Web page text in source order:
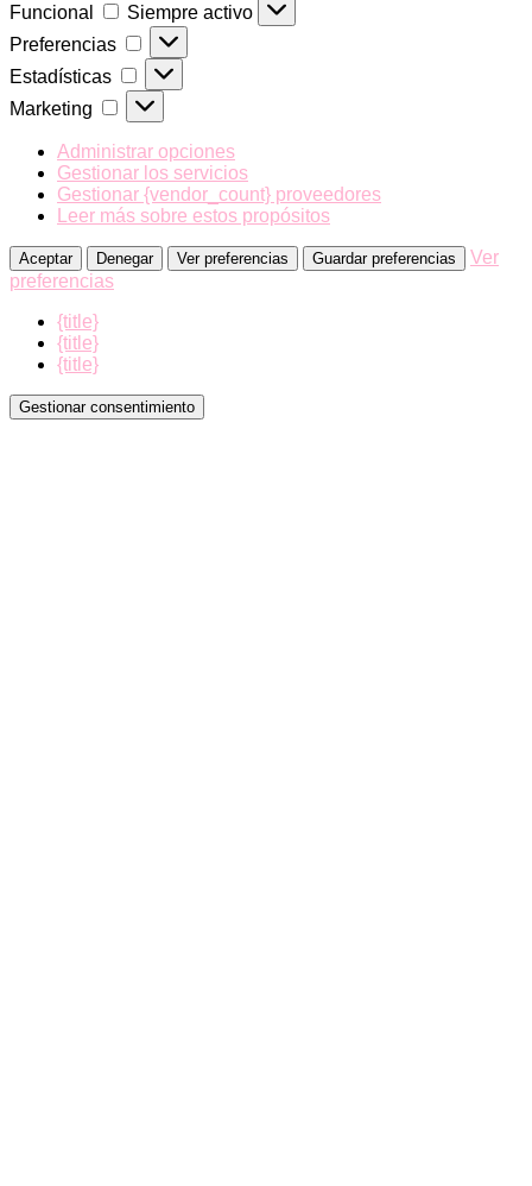
Funcional
Siempre activo
Preferencias
Preferencias
Estadísticas Estadísticas
Marketing Marketing
Administrar opciones
Gestionar los servicios
Gestionar {vendor_count} proveedores
Leer más sobre estos propósitos
Aceptar Denegar Ver preferencias Guardar preferencias
Ver
preferencias
{title}
{title}
{title}
Gestionar consentimiento